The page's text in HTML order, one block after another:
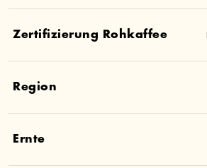
Zertifizierung Rohkaffee
Region
Ernte